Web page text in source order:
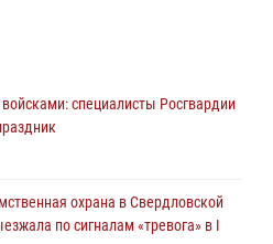
по Свердловской области
офицера милиции
специалисты Росгвардии
охрана в Свердловской
по сигналам «тревога» в I